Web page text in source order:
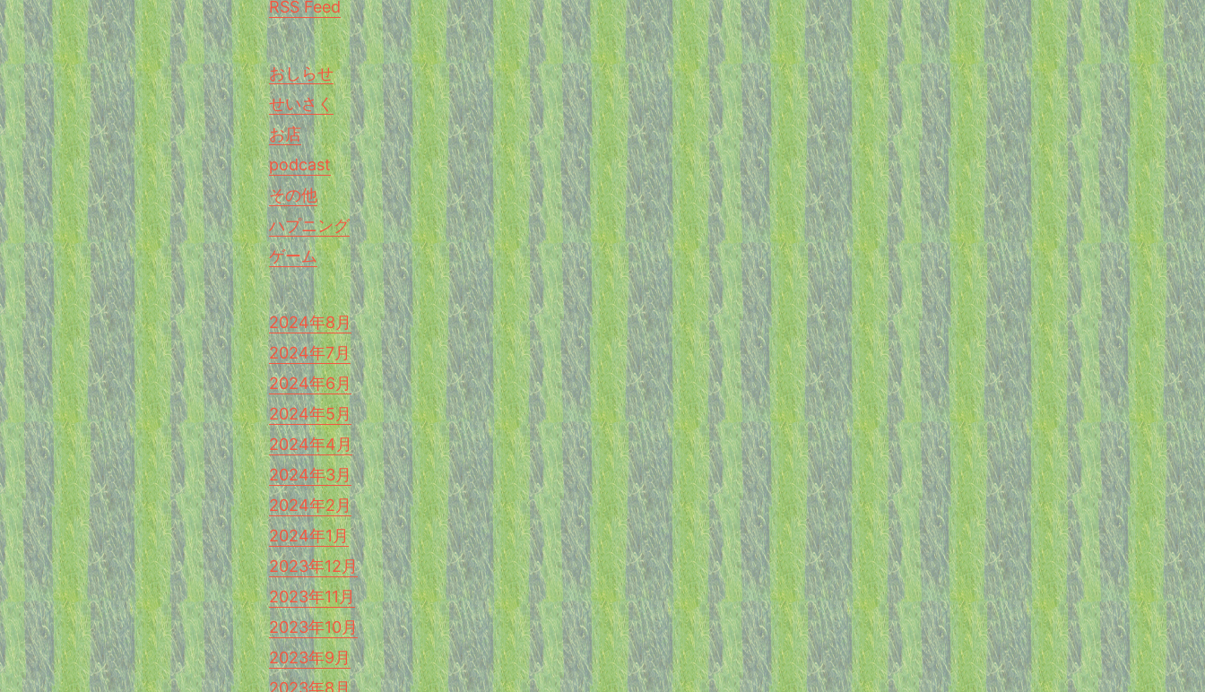
RSS Feed
おしらせ
せいさく
お店
podcast
その他
ハプニング
ゲーム
2024年8月
2024年7月
2024年6月
2024年5月
2024年4月
2024年3月
2024年2月
2024年1月
2023年12月
2023年11月
2023年10月
2023年9月
2023年8月